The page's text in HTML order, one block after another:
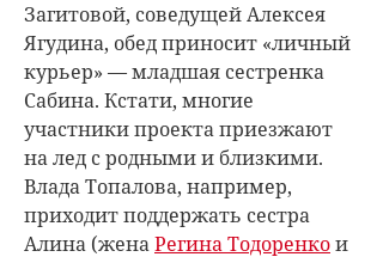
Загитовой, соведущей Алексея
Ягудина, обед приносит «личный
курьер» — младшая сестренка
Сабина. Кстати, многие
участники проекта приезжают
на лед с родными и близкими.
Влада Топалова, например,
приходит поддержать сестра
Алина (женаРегина Тодоренкои